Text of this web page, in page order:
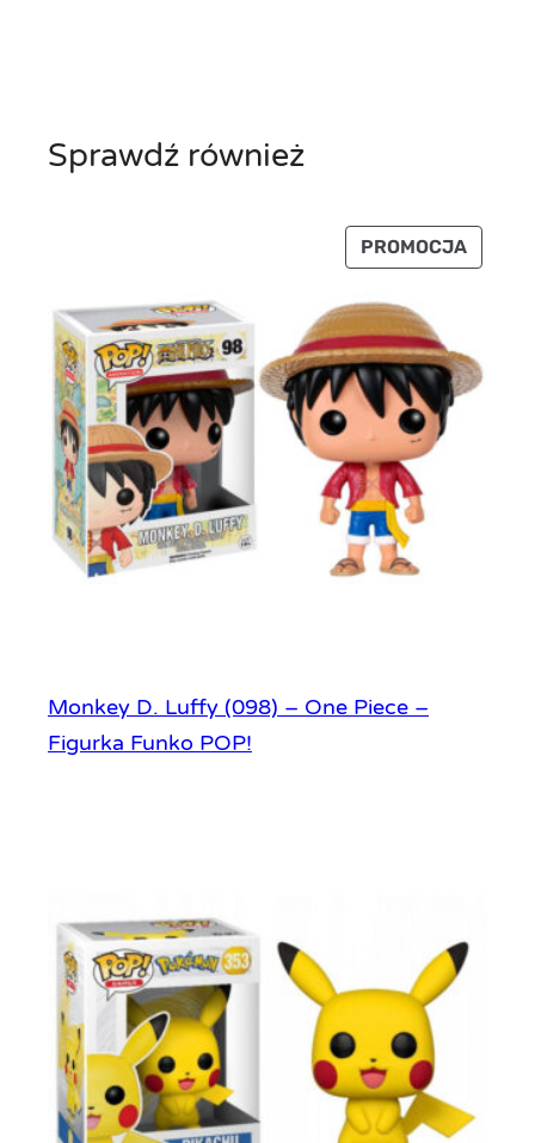
Sprawdź również
PROMOCJA
W
Monkey D. Luffy (098) – One Piece –
Figurka Funko POP!